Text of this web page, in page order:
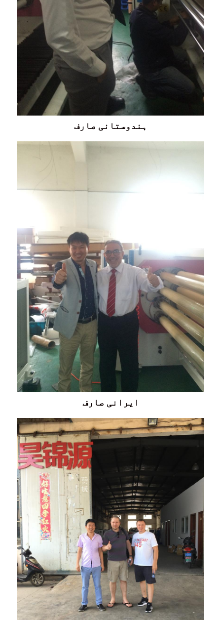
ہندوستانی صارف
ایرانی صارف